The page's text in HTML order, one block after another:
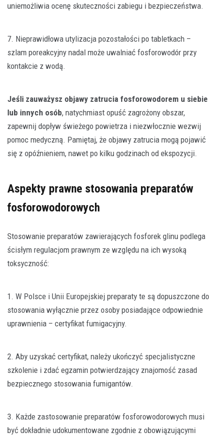
uniemożliwia ocenę skuteczności zabiegu i bezpieczeństwa.
7. Nieprawidłowa utylizacja pozostałości po tabletkach –
szlam poreakcyjny nadal może uwalniać fosforowodór przy
kontakcie z wodą.
Jeśli zauważysz objawy zatrucia fosforowodorem u siebie
lub innych osób, natychmiast opuść zagrożony obszar,
zapewnij dopływ świeżego powietrza i niezwłocznie wezwij
pomoc medyczną. Pamiętaj, że objawy zatrucia mogą pojawić
się z opóźnieniem, nawet po kilku godzinach od ekspozycji.
Aspekty prawne stosowania preparatów
fosforowodorowych
Stosowanie preparatów zawierających fosforek glinu podlega
ścisłym regulacjom prawnym ze względu na ich wysoką
toksyczność:
1. W Polsce i Unii Europejskiej preparaty te są dopuszczone do
stosowania wyłącznie przez osoby posiadające odpowiednie
uprawnienia – certyfikat fumigacyjny.
2. Aby uzyskać certyfikat, należy ukończyć specjalistyczne
szkolenie i zdać egzamin potwierdzający znajomość zasad
bezpiecznego stosowania fumigantów.
3. Każde zastosowanie preparatów fosforowodorowych musi
być dokładnie udokumentowane zgodnie z obowiązującymi